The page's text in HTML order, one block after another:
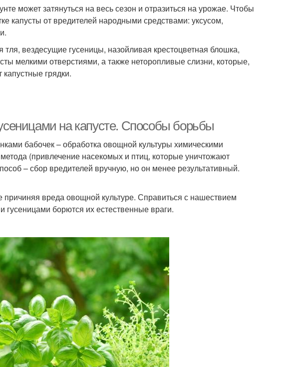
может затянуться на весь сезон и отразиться на урожае. Чтобы
капусты от вредителей народными средствами: уксусом,
вездесущие гусеницы, назойливая крестоцветная блошка,
мелкими отверстиями, а также неторопливые слизни, которые,
грядки.
на капусте. Способы борьбы
бабочек – обработка овощной культуры химическими
(привлечение насекомых и птиц, которые уничтожают
– сбор вредителей вручную, но он менее результативный.
вреда овощной культуре. Справиться с нашествием
гусеницами борются их естественные враги.